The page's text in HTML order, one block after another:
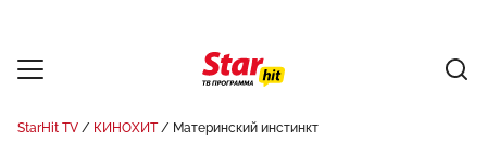
StarHit TV КИНОХИТ Материнский инстинкт